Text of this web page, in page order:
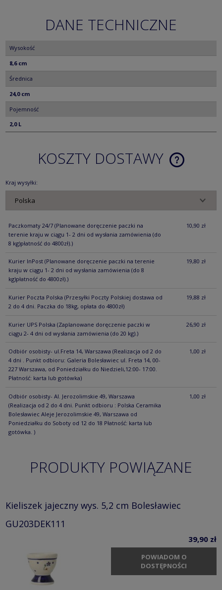
DANE TECHNICZNE
Wysokość
8,6 cm
Średnica
24,0 cm
Pojemność
2,0 L
KOSZTY DOSTAWY
CENA NIE
Kraj wysyłki:
Paczkomaty 24/7 (Planowane doręczenie paczki na
terenie kraju w ciągu 1- 2 dni od wysłania zamówienia (do
8 kg)płatność do 4800zł).)
10,90 zł
Kurier InPost (Planowane doręczenie paczki na terenie
kraju w ciągu 1- 2 dni od wysłania zamówienia (do 8
kg)płatność do 4800zł).)
19,80 zł
Kurier Poczta Polska (Przesyłki Poczty Polskiej dostawa od
2 do 4 dni. Paczka do 18kg, opłata do 4800zł)
19,88 zł
Kurier UPS Polska (Zaplanowane doręczenie paczki w
ciągu 2- 4 dni od wysłania zamówienia (do 20 kg).)
26,90 zł
Odbiór osobisty- ul.Freta 14, Warszawa (Realizacja od 2 do
4 dni . Punkt odbioru: Galeria Bolesławiec ul. Freta 14, 00-
227 Warszawa, od Poniedziałku do Niedzieli,12:00- 17:00.
Płatność: karta lub gotówka)
1,00 zł
Odbiór osobisty- Al. Jerozolimskie 49, Warszawa
(Realizacja od 2 do 4 dni. Punkt odbioru : Polska Ceramika
Bolesławiec Aleje Jerozolimskie 49, Warszawa od
Poniedziałku do Soboty od 12 do 18 Płatność: karta lub
gotówka. )
1,00 zł
PRODUKTY POWIĄZANE
Kieliszek jajeczny wys. 5,2 cm Bolesławiec
GU203DEK111
39,90 zł
POWIADOM O
DOSTĘPNOŚCI